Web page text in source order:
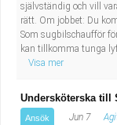
självständig och vill
rätt. Om jobbet: Du
Som sugbilschaufför
kan tillkomma tunga
Visa mer
Undersköterska till
Ansök Jun 7